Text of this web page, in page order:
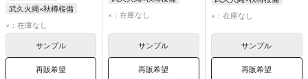
武久火縄×秋樽桜備
秋樽桜備
×：在庫なし
サンプル
再販希望
武久火縄
×：在庫なし
サンプル
再販希望
秋樽桜備
×：在庫なし
サンプル
再販希望